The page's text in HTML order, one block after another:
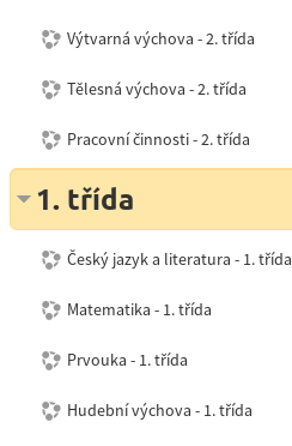
Výtvarná výchova - 2. třída
Tělesná výchova - 2. třída
Pracovní činnosti - 2. třída
1. třída
Český jazyk a literatura - 1. třída
Matematika - 1. třída
Prvouka - 1. třída
Hudební výchova - 1. třída